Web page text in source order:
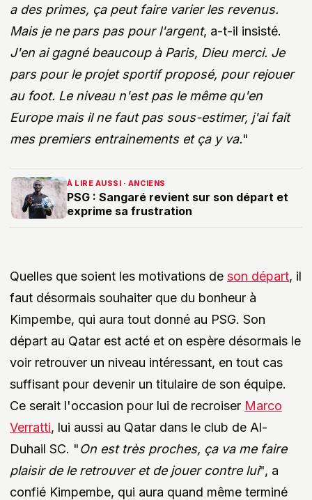
a des primes, ça peut faire varier les revenus.
Mais je ne pars pas pour l'argent, a-t-il insisté.
J'en ai gagné beaucoup à Paris, Dieu merci. Je
pars pour le projet sportif proposé, pour rejouer
au foot. Le niveau n'est pas le même qu'en
Europe mais il ne faut pas sous-estimer, j'ai fait
mes premiers entrainements et ça y va."
À LIRE AUSSI · ANCIENS
PSG : Sangaré revient sur son départ et
exprime sa frustration
Quelles que soient les motivations de son départ, il
faut désormais souhaiter que du bonheur à
Kimpembe, qui aura tout donné au PSG. Son
départ au Qatar est acté et on espère désormais le
voir retrouver un niveau intéressant, en tout cas
suffisant pour devenir un titulaire de son équipe.
Ce serait l'occasion pour lui de recroiser Marco
Verratti, lui aussi au Qatar dans le club de Al-
Duhail SC. "On est très proches, ça va me faire
plaisir de le retrouver et de jouer contre lui", a
confié Kimpembe, qui aura quand même terminé